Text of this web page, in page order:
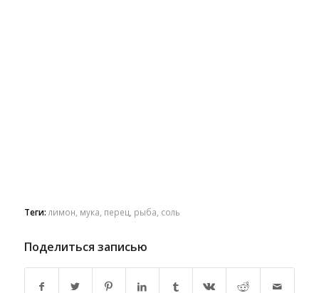
Теги: лимон, мука, перец, рыба, соль
Поделиться записью